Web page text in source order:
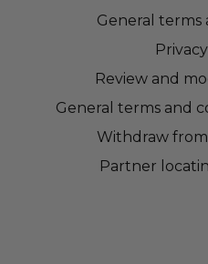
General terms
Review and
General terms and
Withdraw
Partner